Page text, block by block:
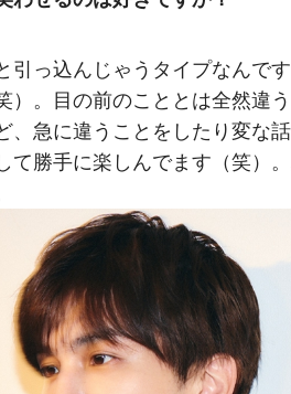
っ込んじゃうタイプなんで
。目の前のこととは全然違
、急に違うことをしたり変な
て勝手に楽しんでます（笑）